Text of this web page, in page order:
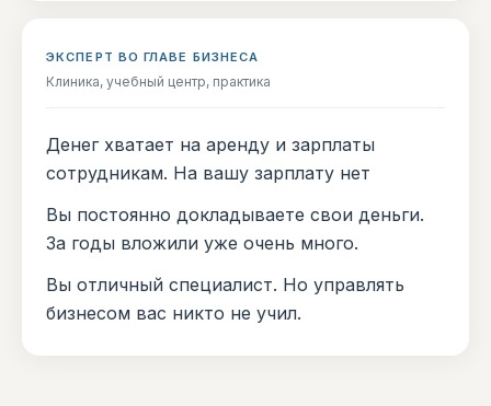
ЭКСПЕРТ ВО ГЛАВЕ БИЗНЕСА
Клиника, учебный центр, практика
Денег хватает на аренду и зарплаты
сотрудникам. На вашу зарплату нет
Вы постоянно докладываете свои деньги.
За годы вложили уже очень много.
Вы отличный специалист. Но управлять
бизнесом вас никто не учил.